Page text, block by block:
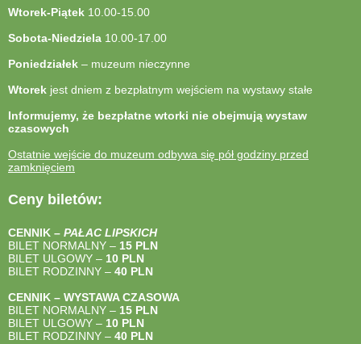
Wtorek-Piątek 10.00-15.00
Sobota-Niedziela 10.00-17.00
Poniedziałek – muzeum nieczynne
Wtorek jest dniem z bezpłatnym wejściem na wystawy stałe
Informujemy, że bezpłatne wtorki nie obejmują wystaw
czasowych
Ostatnie wejście do muzeum odbywa się pół godziny przed
zamknięciem
Ceny biletów:
CENNIK – PAŁAC LIPSKICH
BILET NORMALNY – 15 PLN
BILET ULGOWY – 10 PLN
BILET RODZINNY – 40 PLN
CENNIK – WYSTAWA CZASOWA
BILET NORMALNY – 15 PLN
BILET ULGOWY – 10 PLN
BILET RODZINNY – 40 PLN